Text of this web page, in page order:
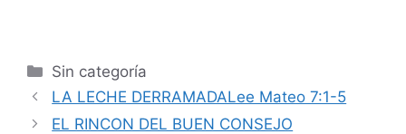
Sin categoría
LA LECHE DERRAMADALee Mateo 7:1-5
EL RINCON DEL BUEN CONSEJO